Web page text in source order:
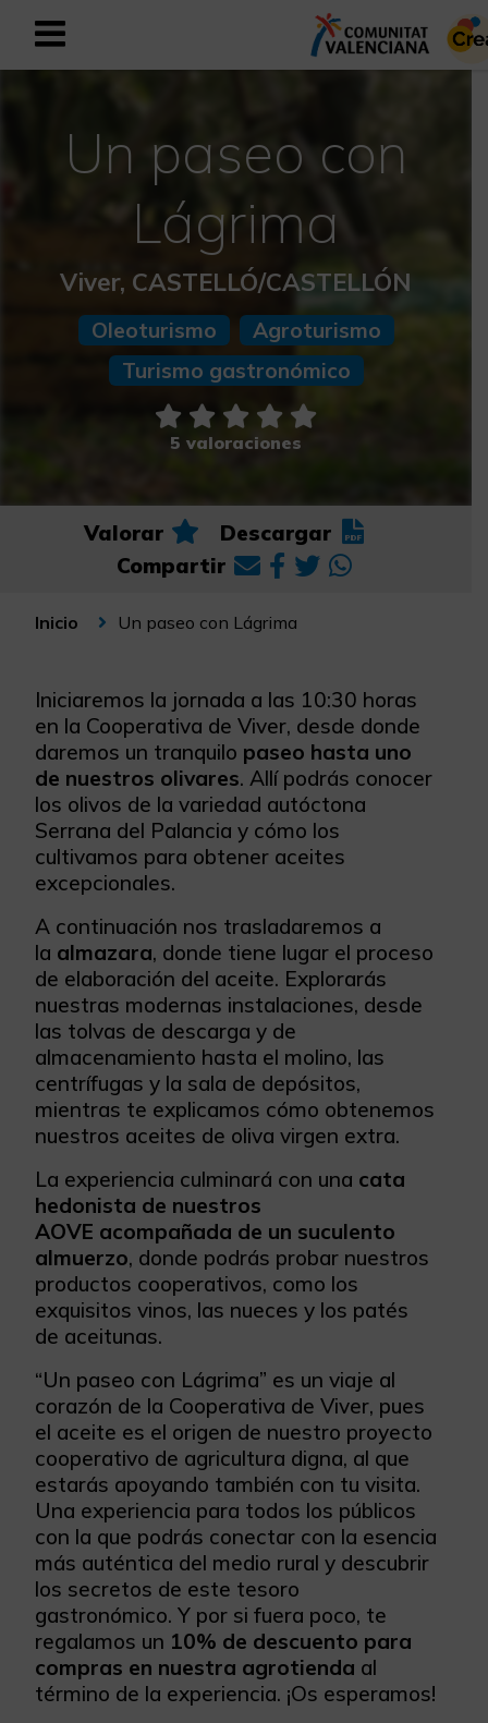
Español
Mediterráneo Activo-Deportivo
Mediterráneo Cultural
Mediterráneo Natural-Rural
Experiencias en otoño
Un paseo con
Lágrima
Viver, CASTELLÓ/CASTELLÓN
Oleoturismo
Agroturismo
Turismo gastronómico
5 valoraciones
Valorar
Descargar
Compartir
Inicio Un paseo con Lágrima
Iniciaremos la jornada a las 10:30 horas
en la Cooperativa de Viver, desde donde
daremos un tranquilo paseo hasta uno
de nuestros olivares. Allí podrás conocer
los olivos de la variedad autóctona
Serrana del Palancia y cómo los
cultivamos para obtener aceites
excepcionales.
A continuación nos trasladaremos a
la almazara, donde tiene lugar el proceso
de elaboración del aceite. Explorarás
nuestras modernas instalaciones, desde
las tolvas de descarga y de
almacenamiento hasta el molino, las
centrífugas y la sala de depósitos,
mientras te explicamos cómo obtenemos
nuestros aceites de oliva virgen extra.
La experiencia culminará con una cata
hedonista de nuestros
AOVE acompañada de un suculento
almuerzo, donde podrás probar nuestros
productos cooperativos, como los
exquisitos vinos, las nueces y los patés
de aceitunas.
“Un paseo con Lágrima” es un viaje al
corazón de la Cooperativa de Viver, pues
el aceite es el origen de nuestro proyecto
cooperativo de agricultura digna, al que
estarás apoyando también con tu visita.
Una experiencia para todos los públicos
con la que podrás conectar con la esencia
más auténtica del medio rural y descubrir
los secretos de este tesoro
gastronómico. Y por si fuera poco, te
regalamos un 10% de descuento para
compras en nuestra agrotienda al
término de la experiencia. ¡Os esperamos!